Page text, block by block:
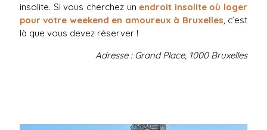
insolite. Si vous cherchez un endroit insolite où loger
pour votre weekend en amoureux à Bruxelles, c’est
là que vous devez réserver !
Adresse : Grand Place, 1000 Bruxelles